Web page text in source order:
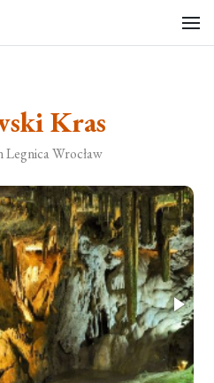
Kras
Legnica Wrocław